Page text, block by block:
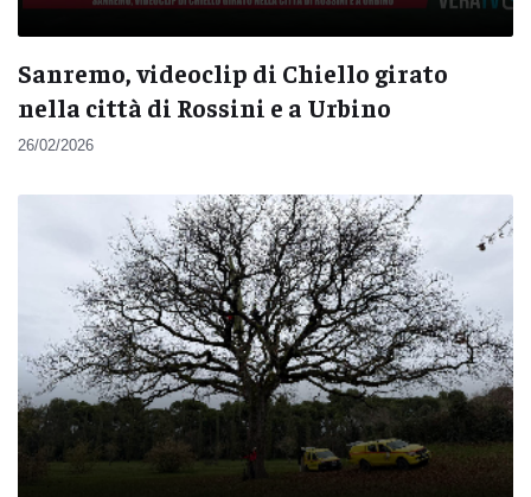
Sanremo, videoclip di Chiello girato
nella città di Rossini e a Urbino
26/02/2026